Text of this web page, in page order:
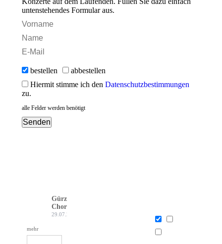
untenstehendes Formular aus.
bestellen
abbestellen
Hiermit stimme ich den Datenschutzbestimmungen
zu.
alle Felder werden benötigt
Gürzenich-
Chor Köln
29.07.26
mehr